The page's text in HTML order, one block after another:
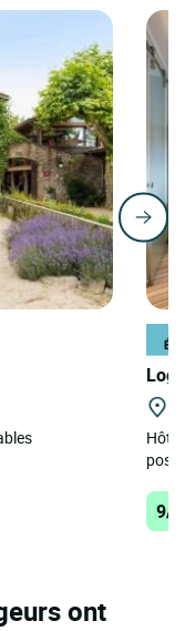
9/
ont